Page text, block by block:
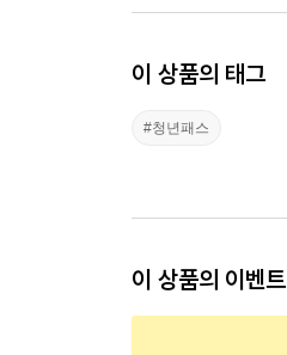
이 상품의 태그
#청년패스
이 상품의 이벤트